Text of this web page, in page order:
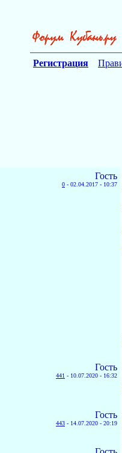
Регистрация
Гость
0 - 02.04.2017 - 10:37
Гость
441 - 10.07.2020 - 16:32
Гость
443 - 14.07.2020 - 20:19